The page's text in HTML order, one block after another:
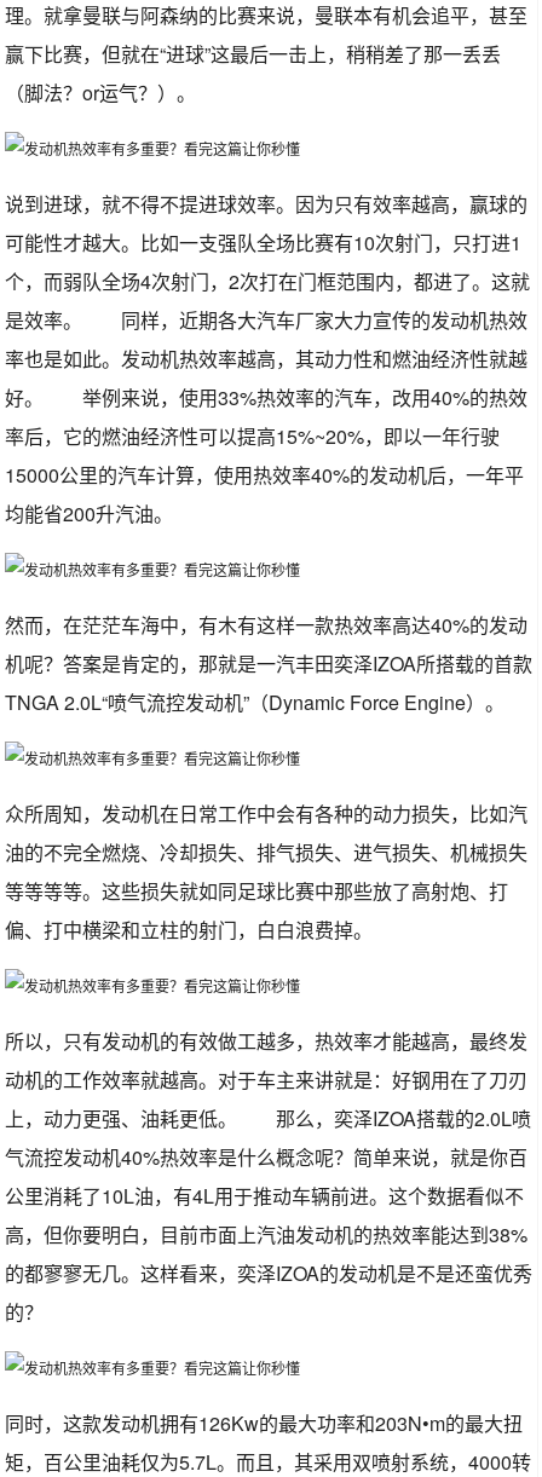
理。就拿曼联与阿森纳的比赛来说，曼联本有机会追平，甚至
赢下比赛，但就在“进球”这最后一击上，稍稍差了那一丢丢
（脚法？or运气？）。
说到进球，就不得不提进球效率。因为只有效率越高，赢球的
可能性才越大。比如一支强队全场比赛有10次射门，只打进1
个，而弱队全场4次射门，2次打在门框范围内，都进了。这就
是效率。 同样，近期各大汽车厂家大力宣传的发动机热效
率也是如此。发动机热效率越高，其动力性和燃油经济性就越
好。 举例来说，使用33%热效率的汽车，改用40%的热效
率后，它的燃油经济性可以提高15%~20%，即以一年行驶
15000公里的汽车计算，使用热效率40%的发动机后，一年平
均能省200升汽油。
然而，在茫茫车海中，有木有这样一款热效率高达40%的发动
机呢？答案是肯定的，那就是一汽丰田奕泽IZOA所搭载的首款
TNGA 2.0L“喷气流控发动机”（Dynamic Force Engine）。
众所周知，发动机在日常工作中会有各种的动力损失，比如汽
油的不完全燃烧、冷却损失、排气损失、进气损失、机械损失
等等等等。这些损失就如同足球比赛中那些放了高射炮、打
偏、打中横梁和立柱的射门，白白浪费掉。
所以，只有发动机的有效做工越多，热效率才能越高，最终发
动机的工作效率就越高。对于车主来讲就是：好钢用在了刀刃
上，动力更强、油耗更低。 那么，奕泽IZOA搭载的2.0L喷
气流控发动机40%热效率是什么概念呢？简单来说，就是你百
公里消耗了10L油，有4L用于推动车辆前进。这个数据看似不
高，但你要明白，目前市面上汽油发动机的热效率能达到38%
的都寥寥无几。这样看来，奕泽IZOA的发动机是不是还蛮优秀
的？
同时，这款发动机拥有126Kw的最大功率和203N•m的最大扭
矩，百公里油耗仅为5.7L。而且，其采用双喷射系统，4000转